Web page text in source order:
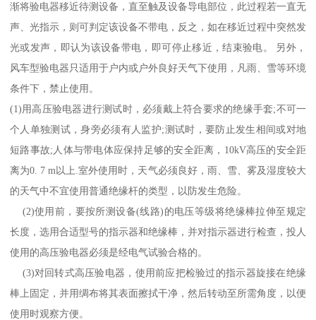
渐将验电器移近待测设备，直至触及设备导电部位，此过程若一直无
声、光指示，则可判定该设备不带电，反之，如在移近过程中突然发
光或发声，即认为该设备带电，即可停止移近，结束验电。 另外，
风车型验电器只适用于户内或户外良好天气下使用，凡雨、雪等环境
条件下，禁止使用。
(1) 用高压验电器进行测试时，必须戴上符合要求的绝缘手套;不可一
个人单独测试，身旁必须有人监护;测试时，要防止发生相间或对地
短路事故; 人体与带电体应保持足够的安全距离， 10kV高压的安全距
离为0. 7 m 以上 .室外使用时，天气必须良好，雨、雪、雾及湿度较大
的天气中不宜使用普通绝缘杆的类型，以防发生危险。
(2)使用前，要按所测设备(线路) 的电压等级将绝缘棒拉伸至规定
长度，选用合适型号的指示器和绝缘棒，并对指示器进行检查，投人
使用的高压验电器必须是经电气试验合格的。
(3)对回转式高压验电器，使用前应把检验过的指示器旋接在绝缘
棒上固定，并用绸布将其表面擦拭干净，然后转动至所需角度，以便
使用时观察方便。